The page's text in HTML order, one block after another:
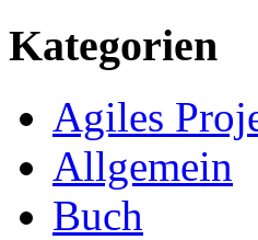
Kategorien
Agiles
Allgemein
Buch